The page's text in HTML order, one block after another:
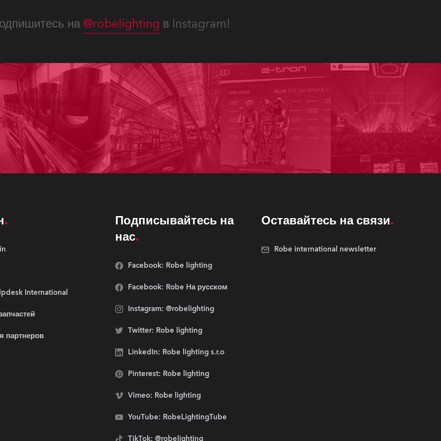
на @robelighting в Instagram!
International
партнеров
Подписывайтесь на
нас
Facebook: Robe lighting
Facebook: Robe Hа русском
Instagram: @robelighting
Twitter: Robe lighting
LinkedIn: Robe lighting s.r.o
Pinterest: Robe lighting
Vimeo: Robe lighting
YouTube: RobeLightingTube
TikTok: @robelighting
Оставайтесь на связи
Robe international newsletter